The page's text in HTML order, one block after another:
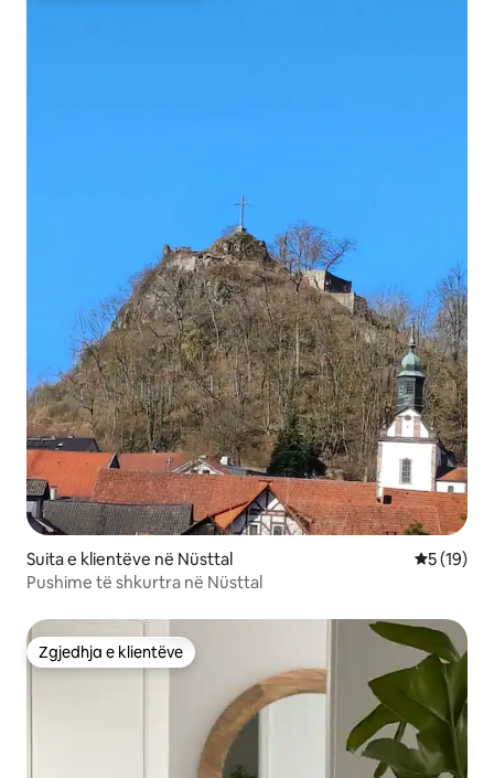
Suita e klientëve në Nüsttal Vlerësimi
5 (19)
Pushime të shkurtra në Nüsttal
Zgjedhja e klientëve
Zgjedhja e klientëve